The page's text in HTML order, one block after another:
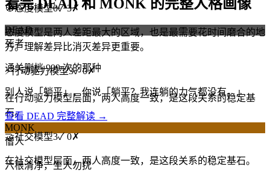
🧭态度模型0✓3✗
态度模型是两人差距最大的区域，也是最需要花时间磨合的地
方。理解差异比消灭差异更重要。
⚡行动驱力模型3✓0✗
在行动驱力模型层面，两人高度一致，是这段关系的稳定基
石。
🤝社交模型3✓0✗
在社交模型层面，两人高度一致，是这段关系的稳定基石。
看完 DEAD 和 MONK 的完整人格画像
DEAD
死者
通关删档 999 次的那种
别人说「躺平」，你说「躺平？我连躺的力气都没有。」
查看 DEAD 完整解读 →
MONK
僧人
六根清净，生人勿扰